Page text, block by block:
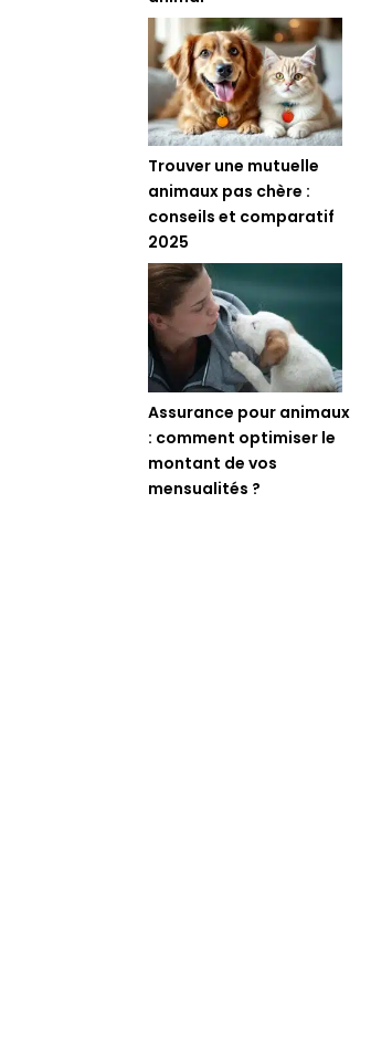
Trouver une mutuelle
animaux pas chère :
conseils et comparatif
2025
Assurance pour animaux
: comment optimiser le
montant de vos
mensualités ?